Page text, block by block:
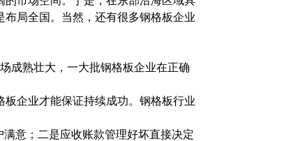
局全国。当然，还有很多钢格板企业
成熟壮大，一大批钢格板企业在正确
企业才能保证持续成功。钢格板行业
意；二是应收账款管理好坏直接决定